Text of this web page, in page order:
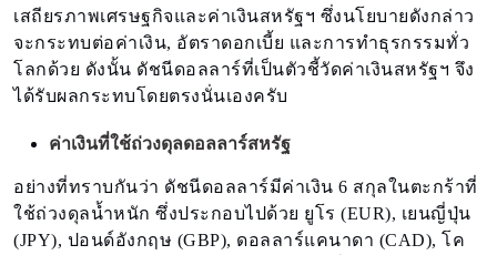
เสถียรภาพเศรษฐกิจและค่าเงินสหรัฐฯ ซึ่งนโยบายดังกล่าว
จะกระทบต่อค่าเงิน, อัตราดอกเบี้ย และการทำธุรกรรมทั่ว
โลกด้วย ดังนั้น ดัชนีดอลลาร์ที่เป็นตัวชี้วัดค่าเงินสหรัฐฯ จึง
ได้รับผลกระทบโดยตรงนั่นเองครับ
ค่าเงินที่ใช้ถ่วงดุลดอลลาร์สหรัฐ
อย่างที่ทราบกันว่า ดัชนีดอลลาร์มีค่าเงิน 6 สกุลในตะกร้าที่
ใช้ถ่วงดุลน้ำหนัก ซึ่งประกอบไปด้วย ยูโร (EUR), เยนญี่ปุ่น
(JPY), ปอนด์อังกฤษ (GBP), ดอลลาร์แคนาดา (CAD), โค